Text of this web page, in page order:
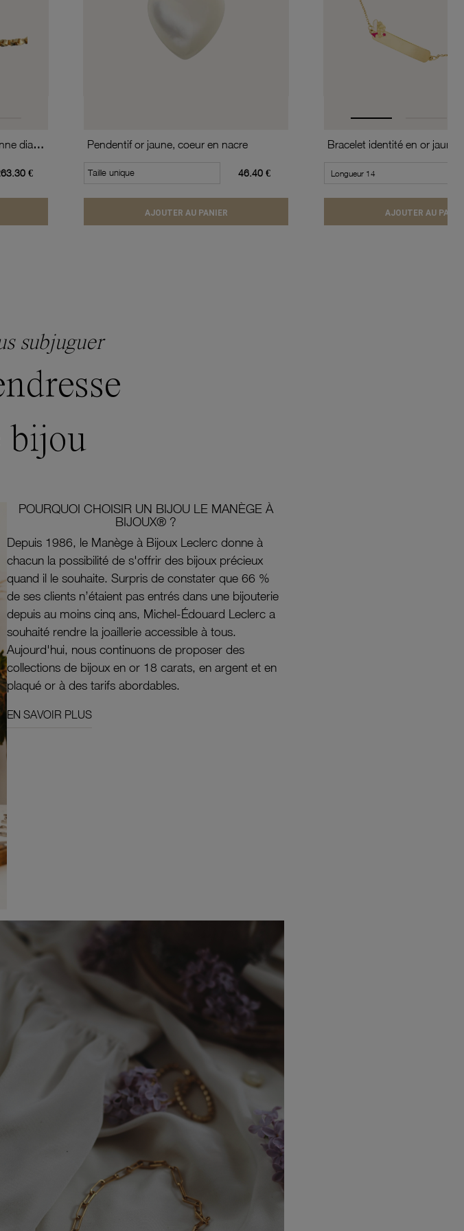
Chaîne en or jaune, maille vénitienne diamantée et torsadée
€
Pendentif or jaune, coeur en nacre
Taille unique 46.40 €
AJOUTER AU PANIER
Bracelet identité en or jaune
AJOUTER AU
subjuguer
bijou
POURQUOI CHOISIR UN BIJOU LE MANÈGE À
BIJOUX® ?
Depuis 1986, le Manège à Bijoux Leclerc donne à
chacun la possibilité de s'offrir des bijoux précieux
quand il le souhaite. Surpris de constater que 66 %
de ses clients n’étaient pas entrés dans une bijouterie
depuis au moins cinq ans, Michel-Édouard Leclerc a
souhaité rendre la joaillerie accessible à tous.
Aujourd'hui, nous continuons de proposer des
collections de bijoux en or 18 carats, en argent et en
plaqué or à des tarifs abordables.
EN SAVOIR PLUS